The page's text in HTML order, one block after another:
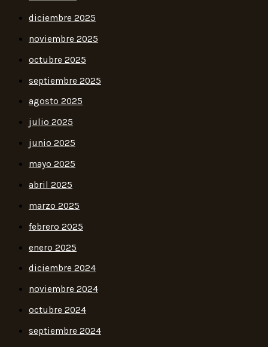
diciembre 2025
noviembre 2025
octubre 2025
septiembre 2025
agosto 2025
julio 2025
junio 2025
mayo 2025
abril 2025
marzo 2025
febrero 2025
enero 2025
diciembre 2024
noviembre 2024
octubre 2024
septiembre 2024